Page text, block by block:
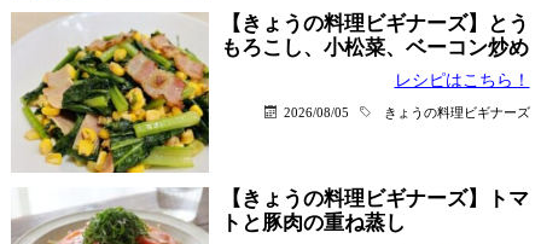
【きょうの料理ビギナーズ】とう
もろこし、小松菜、ベーコン炒め
レシピはこちら！
2026/08/05 きょうの料理ビギナーズ
【きょうの料理ビギナーズ】トマ
トと豚肉の重ね蒸し